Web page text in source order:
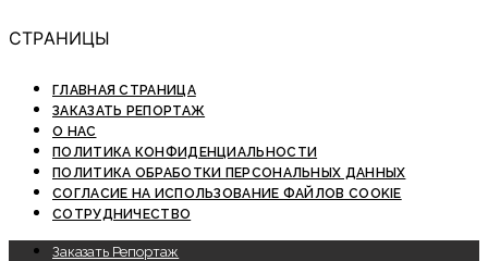
СТРАНИЦЫ
ГЛАВНАЯ СТРАНИЦА
ЗАКАЗАТЬ РЕПОРТАЖ
О НАС
ПОЛИТИКА КОНФИДЕНЦИАЛЬНОСТИ
ПОЛИТИКА ОБРАБОТКИ ПЕРСОНАЛЬНЫХ ДАННЫХ
СОГЛАСИЕ НА ИСПОЛЬЗОВАНИЕ ФАЙЛОВ COOKIE
СОТРУДНИЧЕСТВО
Заказать Репортаж